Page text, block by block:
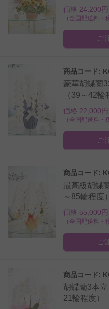
価格 24,200円
（全国配送料・
ご
商品コード:
豪華胡蝶蘭
（39～42輪
価格 22,000円
（全国配送料・
ご
商品コード:
最高級胡蝶
～85輪程度）
価格 55,000円
（全国配送料・
ご
商品コード:
胡蝶蘭3本
21輪程度）